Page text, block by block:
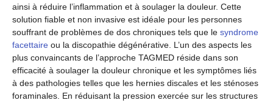
ainsi à réduire l’inflammation et à soulager la douleur. Cette
solution fiable et non invasive est idéale pour les personnes
souffrant de problèmes de dos chroniques tels que le syndrome
facettaire ou la discopathie dégénérative. L’un des aspects les
plus convaincants de l’approche TAGMED réside dans son
efficacité à soulager la douleur chronique et les symptômes liés
à des pathologies telles que les hernies discales et les sténoses
foraminales. En réduisant la pression exercée sur les structures